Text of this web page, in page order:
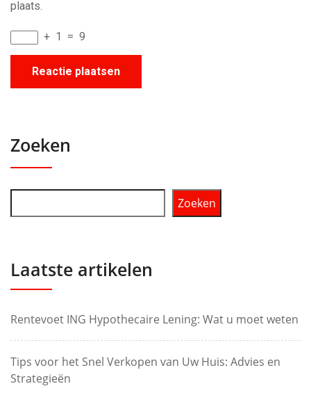
plaats.
+ 1 = 9
Zoeken
Zoeken
Laatste artikelen
Rentevoet ING Hypothecaire Lening: Wat u moet weten
Tips voor het Snel Verkopen van Uw Huis: Advies en
Strategieën